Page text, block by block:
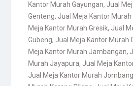
Kantor Murah Gayungan, Jual
Genteng, Jual Meja Kantor Murah
Meja Kantor Murah Gresik, Jual
Gubeng, Jual Meja Kantor Murah
Meja Kantor Murah Jambangan,
Murah Jayapura, Jual Meja
Jual Meja Kantor Murah Jombang